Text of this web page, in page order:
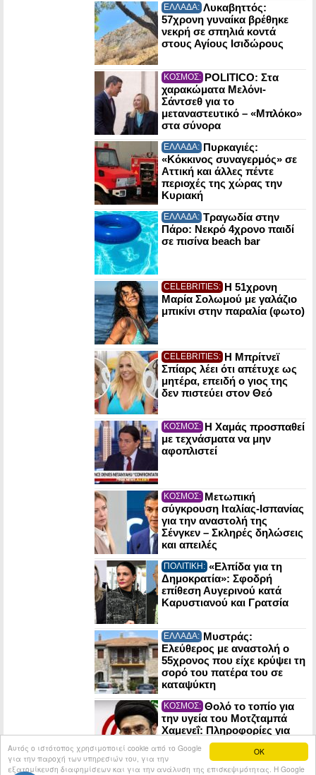
OK
Αυτός ο ιστότοπος χρησιμοποιεί cookie από το Google
για την παροχή των υπηρεσιών του, για την
εξατομίκευση διαφημίσεων και για την ανάλυση της επισκεψιμότητας. Η Google
ΕΛΛΑΔΑ: Λυκαβηττός:
57χρονη γυναίκα βρέθηκε
νεκρή σε σπηλιά κοντά
στους Αγίους Ισιδώρους
ΚΟΣΜΟΣ: POLITICO: Στα
χαρακώματα Μελόνι-
Σάντσεθ για το
μεταναστευτικό – «Μπλόκο»
στα σύνορα
ΕΛΛΑΔΑ: Πυρκαγιές:
«Κόκκινος συναγερμός» σε
Αττική και άλλες πέντε
περιοχές της χώρας την
Κυριακή
ΕΛΛΑΔΑ: Τραγωδία στην
Πάρο: Νεκρό 4χρονο παιδί
σε πισίνα beach bar
CELEBRITIES: Η 51χρονη
Μαρία Σολωμού με γαλάζιο
μπικίνι στην παραλία (φωτο)
CELEBRITIES: Η Μπρίτνεϊ
Σπίαρς λέει ότι απέτυχε ως
μητέρα, επειδή ο γιος της
δεν πιστεύει στον Θεό
ΚΟΣΜΟΣ: Η Χαμάς προσπαθεί
με τεχνάσματα να μην
αφοπλιστεί
ΚΟΣΜΟΣ: Μετωπική
σύγκρουση Ιταλίας-Ισπανίας
για την αναστολή της
Σένγκεν – Σκληρές δηλώσεις
και απειλές
ΠΟΛΙΤΙΚΗ: «Ελπίδα για τη
Δημοκρατία»: Σφοδρή
επίθεση Αυγερινού κατά
Καρυστιανού και Γρατσία
ΕΛΛΑΔΑ: Μυστράς:
Ελεύθερος με αναστολή ο
55χρονος που είχε κρύψει τη
σορό του πατέρα του σε
καταψύκτη
ΚΟΣΜΟΣ: Θολό το τοπίο για
την υγεία του Μοτζταμπά
Χαμενεΐ: Πληροφορίες για
κρίσιμη κατάσταση και
απομόνωση στη Τεχεράνη